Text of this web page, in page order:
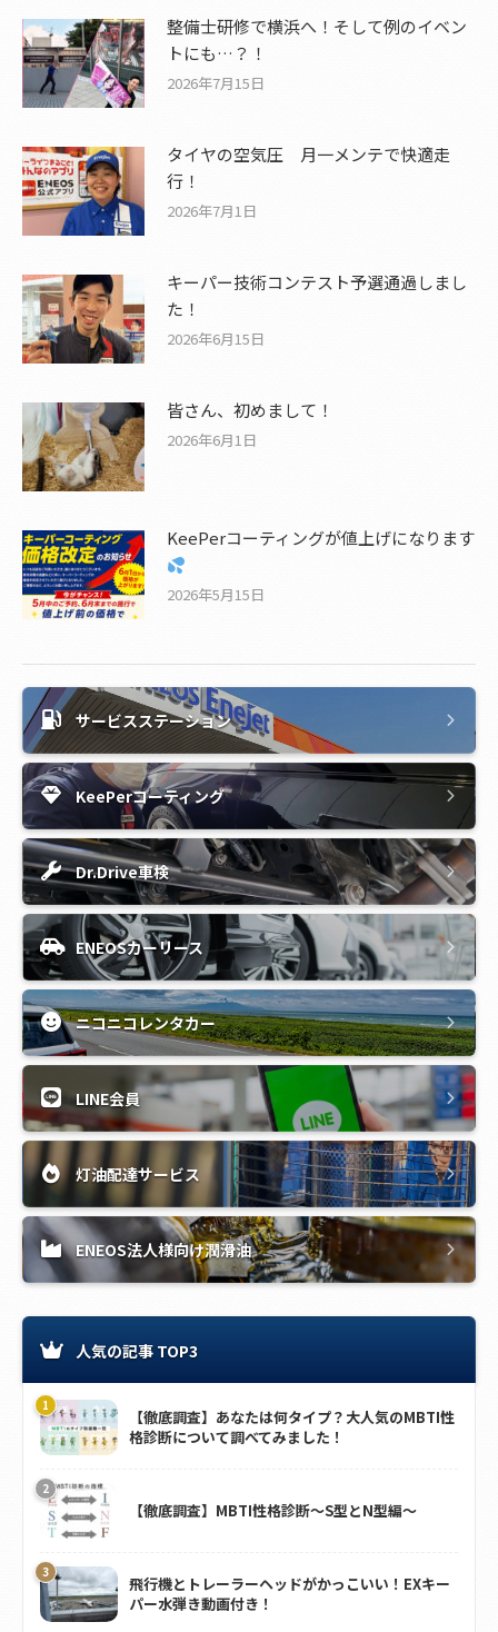
整備士研修で横浜へ！そして例のイベン
トにも…？！
2026年7月15日
タイヤの空気圧 月一メンテで快適走
行！
2026年7月1日
キーパー技術コンテスト予選通過しまし
た！
2026年6月15日
皆さん、初めまして！
2026年6月1日
KeePerコーティングが値上げになります
2026年5月15日
サービスステーション
KeePerコーティング
Dr.Drive車検
ENEOSカーリース
ニコニコレンタカー
LINE会員
灯油配達サービス
ENEOS法人様向け潤滑油
人気の記事 TOP3
【徹底調査】あなたは何タイプ？大人気のMBTI性
格診断について調べてみました！
【徹底調査】MBTI性格診断～S型とN型編～
飛行機とトレーラーヘッドがかっこいい！EXキー
パー水弾き動画付き！